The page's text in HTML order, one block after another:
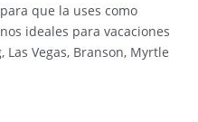
que la uses como
ideales para vacaciones
Vegas, Branson, Myrtle